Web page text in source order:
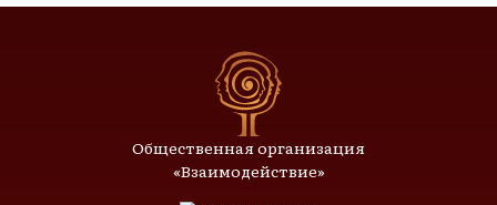
Общественная организация
«Взаимодействие»